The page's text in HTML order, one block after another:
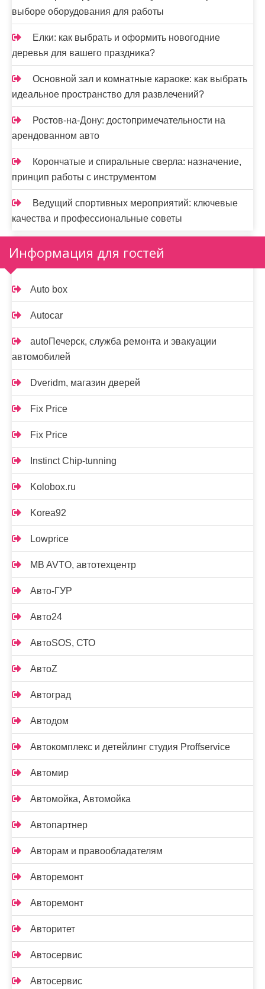
выборе оборудования для работы
Елки: как выбрать и оформить новогодние
деревья для вашего праздника?
Основной зал и комнатные караоке: как выбрать
идеальное пространство для развлечений?
Ростов-на-Дону: достопримечательности на
арендованном авто
Корончатые и спиральные сверла: назначение,
принцип работы с инструментом
Ведущий спортивных мероприятий: ключевые
качества и профессиональные советы
Информация для гостей
Auto box
Autocar
autoПечерск, служба ремонта и эвакуации
автомобилей
Dveridm, магазин дверей
Fix Price
Fix Price
Instinct Chip-tunning
Kolobox.ru
Korea92
Lowprice
MB AVTO, автотехцентр
Авто-ГУР
Авто24
АвтоSOS, СТО
АвтоZ
Автоград
Автодом
Автокомплекс и детейлинг студия Proffservice
Автомир
Автомойка, Автомойка
Автопартнер
Авторам и правообладателям
Авторемонт
Авторемонт
Авторитет
Автосервис
Автосервис